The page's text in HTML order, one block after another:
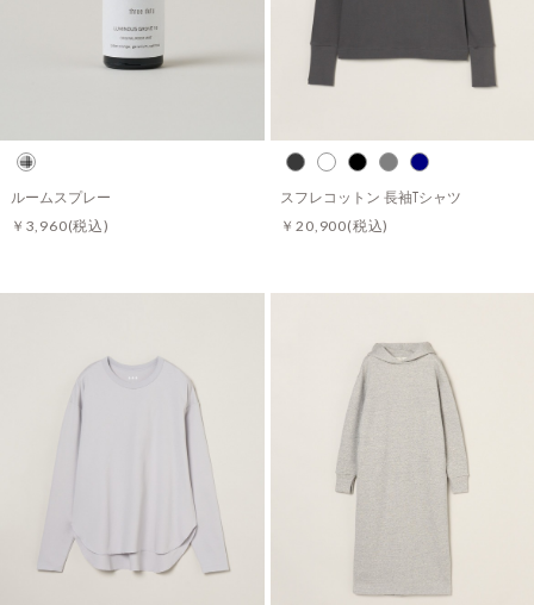
ルームスプレー
￥3,960(税込)
スフレコットン 長袖Tシャツ
￥20,900(税込)